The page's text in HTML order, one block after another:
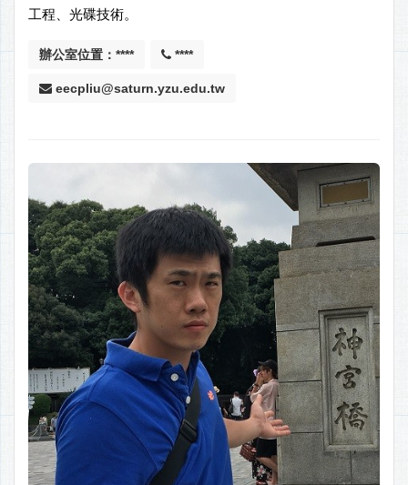
工程、光碟技術。
辦公室位置：**** ****
eecpliu@saturn.yzu.edu.tw